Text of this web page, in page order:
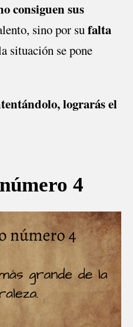
consiguen sus
sino por sufalta
situación se pone
lograrás el
4